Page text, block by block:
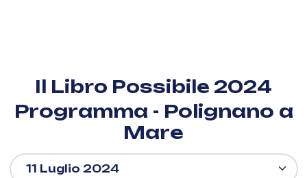
Il Libro Possibile 2024
Programma - Polignano a
Mare